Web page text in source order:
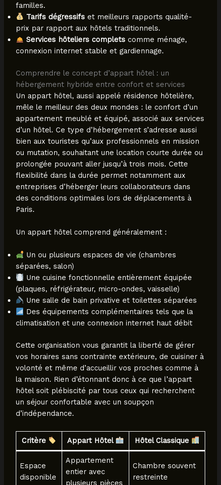
familles.
Tarifs dégressifs et meilleurs rapports qualité-
prix par rapport aux hôtels traditionnels.
Services hôteliers complets comme ménage,
connexion internet stable et gardiennage.
Comprendre le concept d’appart hôtel : un
hébergement hybride entre confort et services
Un appart hôtel, aussi appelé résidence hôtelière,
mêle le meilleur des deux mondes : le confort d’un
appartement meublé et équipé, associé aux services
d’un hôtel. Ce type d’hébergement s’adresse aussi
bien aux touristes qu’aux professionnels en mission
ou mutation, souhaitant une location courte durée ou
prolongée pouvant aller jusqu’à trois mois. Cette
flexibilité dans la durée permet notamment aux
entreprises d’héberger leurs collaborateurs dans
des conditions optimales lors de déplacements à
Paris.
Un appart hôtel comprend généralement :
Un ou plusieurs espaces de vie (chambres
séparées, salon)
Une cuisine fonctionnelle entièrement équipée
(plaques, réfrigérateur, micro-ondes, vaisselle)
Une salle de bain privative et toilettes séparées
Des équipements complémentaires tels que la
climatisation et une connexion internet haut débit
Cette organisation vous garantit la liberté de gérer
vos horaires sans contrainte extérieure, de cuisiner à
volonté et même d’accueillir vos proches comme à
la maison. Rien d’étonnant donc à ce que l’appart
hôtel soit plébiscité par tous ceux qui recherchent
un séjour confortable avec un soupçon
d’indépendance.
Critère Appart Hôtel Hôtel Classique
Espace
disponible
Appartement
entier avec
plusieurs pièces
Chambre souvent
restreinte